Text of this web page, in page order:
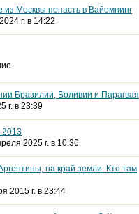
из Москвы попасть в Вайомнинг
г. в 14:22
Бразилии, Боливии и Парагвая
г. в 23:39
2013
2025 г. в 10:36
на край земли. Кто там
2015 г. в 23:44